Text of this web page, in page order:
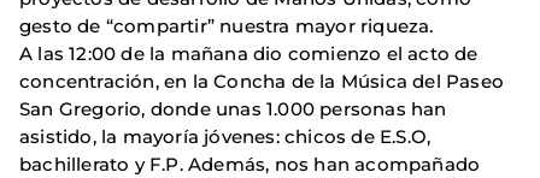
gesto de “compartir” nuestra mayor riqueza.
A las 12:00 de la mañana dio comienzo el acto de
concentración, en la Concha de la Música del Paseo
San Gregorio, donde unas 1.000 personas han
asistido, la mayoría jóvenes: chicos de E.S.O,
bachillerato y F.P. Además, nos han acompañado